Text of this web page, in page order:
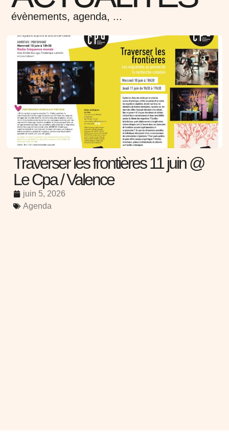
évènements, agenda, ...
Traverser les frontières 11 juin @
Le Cpa / Valence
juin 5, 2026
Agenda